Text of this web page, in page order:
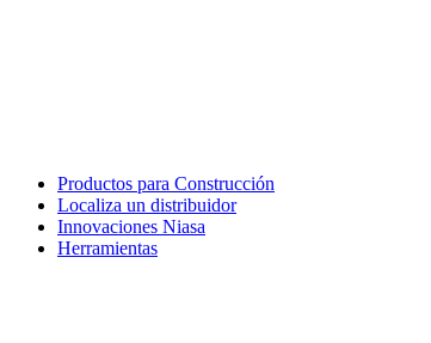
Productos para Construcción
Localiza un distribuidor
Innovaciones Niasa
Herramientas